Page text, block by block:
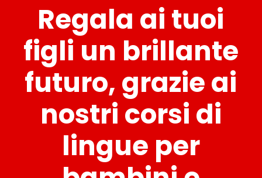
Regala ai tuoi
figli un brillante
futuro, grazie ai
nostri corsi di
lingue per